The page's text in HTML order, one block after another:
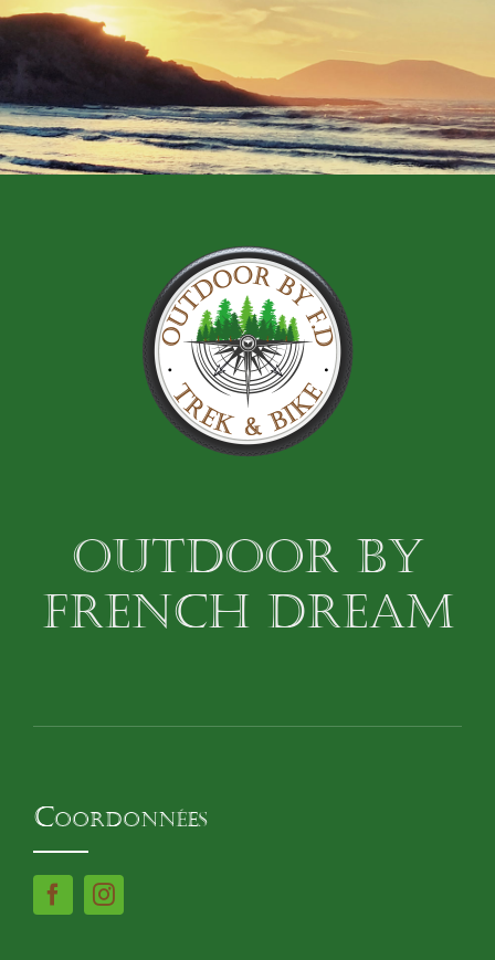
OUTDOOR BY
FRENCH DREAM
Coordonnées